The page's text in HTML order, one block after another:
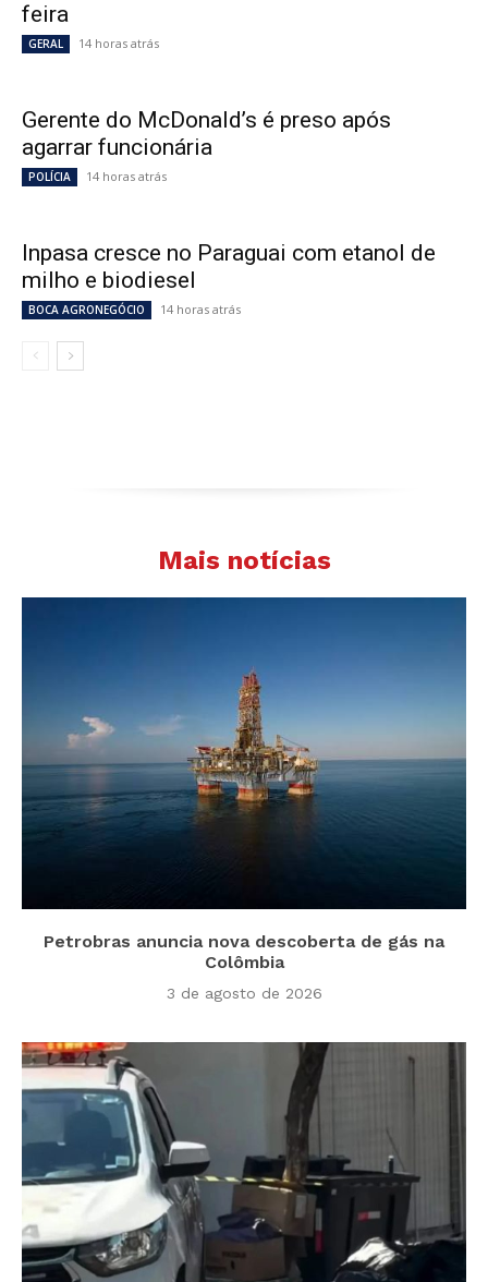
feira
GERAL 14 horas atrás
Gerente do McDonald’s é preso após
agarrar funcionária
POLÍCIA 14 horas atrás
Inpasa cresce no Paraguai com etanol de
milho e biodiesel
BOCA AGRONEGÓCIO 14 horas atrás
Mais notícias
Petrobras anuncia nova descoberta de gás na
Colômbia
3 de agosto de 2026